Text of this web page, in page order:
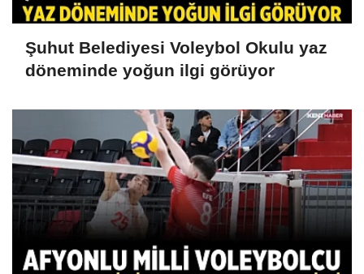
Şuhut Belediyesi Voleybol Okulu yaz
döneminde yoğun ilgi görüyor